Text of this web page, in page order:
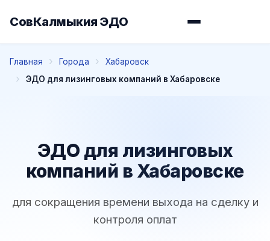
СовКалмыкия ЭДО
Главная Города
Хабаровск
ЭДО для лизинговых компаний в Хабаровске
ЭДО для лизинговых
компаний в Хабаровске
для сокращения времени выхода на сделку и
контроля оплат